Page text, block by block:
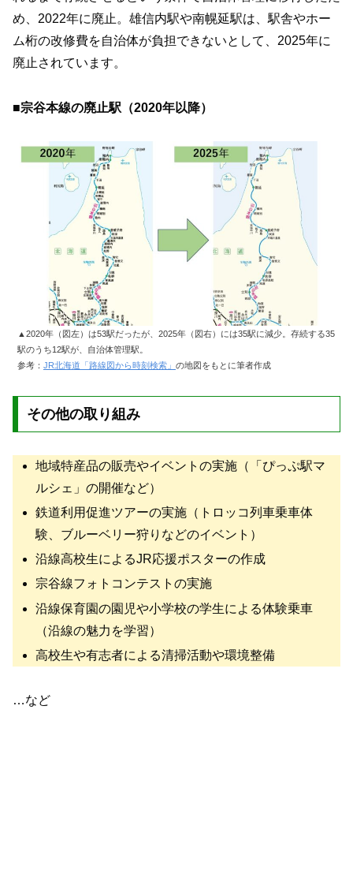
め、2022年に廃止。雄信内駅や南幌延駅は、駅舎やホー
ム桁の改修費を自治体が負担できないとして、2025年に
廃止されています。
■宗谷本線の廃止駅（2020年以降）
▲2020年（図左）は53駅だったが、2025年（図右）には35駅に減少。存続する35
駅のうち12駅が、自治体管理駅。
参考： JR北海道「路線図から時刻検索」 の地図をもとに筆者作成
その他の取り組み
地域特産品の販売やイベントの実施（「ぴっぷ駅マ
ルシェ」の開催など）
鉄道利用促進ツアーの実施（トロッコ列車乗車体
験、ブルーベリー狩りなどのイベント）
沿線高校生によるJR応援ポスターの作成
宗谷線フォトコンテストの実施
沿線保育園の園児や小学校の学生による体験乗車
（沿線の魅力を学習）
高校生や有志者による清掃活動や環境整備
…など